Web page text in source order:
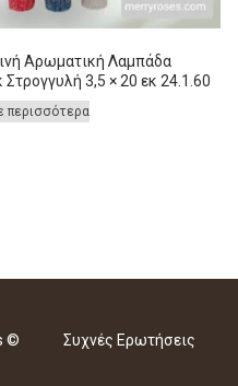
Αρωματική Λαμπάδα
Στρογγυλή 3,5 × 20 εκ 24.1.60
περισσότερα
© Συχνές Ερωτήσεις